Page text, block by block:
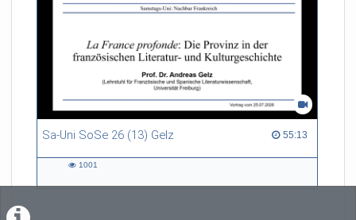
Sa-Uni SoSe 26 (13) Gelz 55:13
55:13 duration
1001